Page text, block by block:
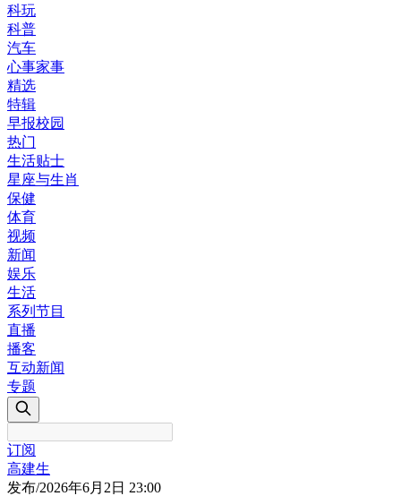
科玩
科普
汽车
心事家事
精选
特辑
早报校园
热门
生活贴士
星座与生肖
保健
体育
视频
新闻
娱乐
生活
系列节目
直播
播客
互动新闻
专题
订阅
高建生
发布/2026年6月2日 23:00